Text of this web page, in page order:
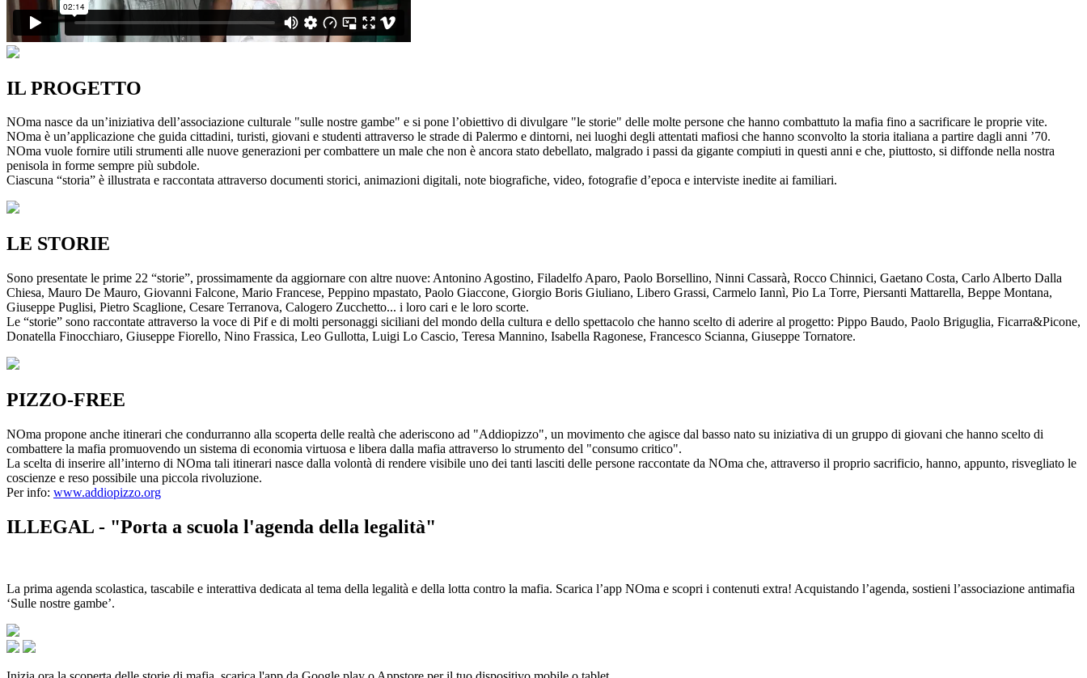
IL PROGETTO
NOma nasce da un’iniziativa dell’associazione culturale "sulle nostre gambe" e si pone l’obiettivo di divulgare "le storie" delle molte persone che hanno combattuto la mafia fino a sacrificare le proprie vite.
NOma è un’applicazione che guida cittadini, turisti, giovani e studenti attraverso le strade di Palermo e dintorni, nei luoghi degli attentati mafiosi che hanno sconvolto la storia italiana a partire dagli anni ’70.
NOma vuole fornire utili strumenti alle nuove generazioni per combattere un male che non è ancora stato debellato, malgrado i passi da gigante compiuti in questi anni e che, piuttosto, si diffonde nella nostra
penisola in forme sempre più subdole.
Ciascuna “storia” è illustrata e raccontata attraverso documenti storici, animazioni digitali, note biografiche, video, fotografie d’epoca e interviste inedite ai familiari.
LE STORIE
Sono presentate le prime 22 “storie”, prossimamente da aggiornare con altre nuove: Antonino Agostino, Filadelfo Aparo, Paolo Borsellino, Ninni Cassarà, Rocco Chinnici, Gaetano Costa, Carlo Alberto Dalla
Chiesa, Mauro De Mauro, Giovanni Falcone, Mario Francese, Peppino mpastato, Paolo Giaccone, Giorgio Boris Giuliano, Libero Grassi, Carmelo Iannì, Pio La Torre, Piersanti Mattarella, Beppe Montana,
Giuseppe Puglisi, Pietro Scaglione, Cesare Terranova, Calogero Zucchetto... i loro cari e le loro scorte.
Le “storie” sono raccontate attraverso la voce di Pif e di molti personaggi siciliani del mondo della cultura e dello spettacolo che hanno scelto di aderire al progetto: Pippo Baudo, Paolo Briguglia, Ficarra&Picone,
Donatella Finocchiaro, Giuseppe Fiorello, Nino Frassica, Leo Gullotta, Luigi Lo Cascio, Teresa Mannino, Isabella Ragonese, Francesco Scianna, Giuseppe Tornatore.
PIZZO-FREE
NOma propone anche itinerari che condurranno alla scoperta delle realtà che aderiscono ad "Addiopizzo", un movimento che agisce dal basso nato su iniziativa di un gruppo di giovani che hanno scelto di
combattere la mafia promuovendo un sistema di economia virtuosa e libera dalla mafia attraverso lo strumento del "consumo critico".
La scelta di inserire all’interno di NOma tali itinerari nasce dalla volontà di rendere visibile uno dei tanti lasciti delle persone raccontate da NOma che, attraverso il proprio sacrificio, hanno, appunto, risvegliato le
coscienze e reso possibile una piccola rivoluzione.
Per info: www.addiopizzo.org
ILLEGAL - "Porta a scuola l'agenda della legalità"
La prima agenda scolastica, tascabile e interattiva dedicata al tema della legalità e della lotta contro la mafia. Scarica l’app NOma e scopri i contenuti extra! Acquistando l’agenda, sostieni l’associazione antimafia
‘Sulle nostre gambe’.